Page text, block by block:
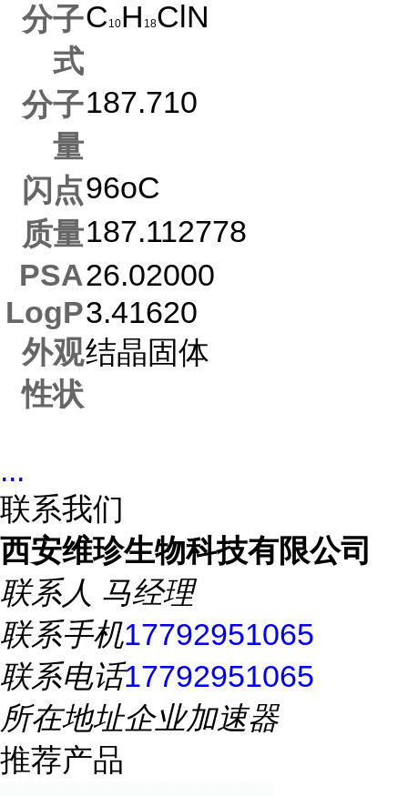
分子
式
C 10H 18ClN
分子
量
187.710
闪点96oC
质量187.112778
PSA26.02000
LogP3.41620
外观
性状
结晶固体
...
联系我们
西安维珍生物科技有限公司
联系人 马经理
联系手机17792951065
联系电话17792951065
所在地址企业加速器
推荐产品